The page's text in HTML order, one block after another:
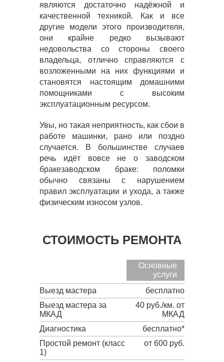
являются достаточно надёжной и
качественной техникой. Как и все
другие модели этого производителя,
они крайне редко вызывают
недовольства со стороны своего
владельца, отлично справляются с
возложенными на них функциями и
становятся настоящим домашними
помощниками с высоким
эксплуатационным ресурсом.
Увы, но такая неприятность, как сбои в
работе машинки, рано или поздно
случается. В большинстве случаев
речь идёт вовсе не о заводском
бракезаводском браке: поломки
обычно связаны с нарушением
правил эксплуатации и ухода, а также
физическим износом узлов.
СТОИМОСТЬ РЕМОНТА
Основные
услуги
Выезд мастера
бесплатно
Выезд мастера за
МКАД
40 руб./км. от
МКАД
Диагностика
бесплатно*
Простой ремонт (класс
1)
от 600 руб.